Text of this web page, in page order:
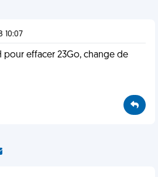
10:07
pour effacer 23Go, change de